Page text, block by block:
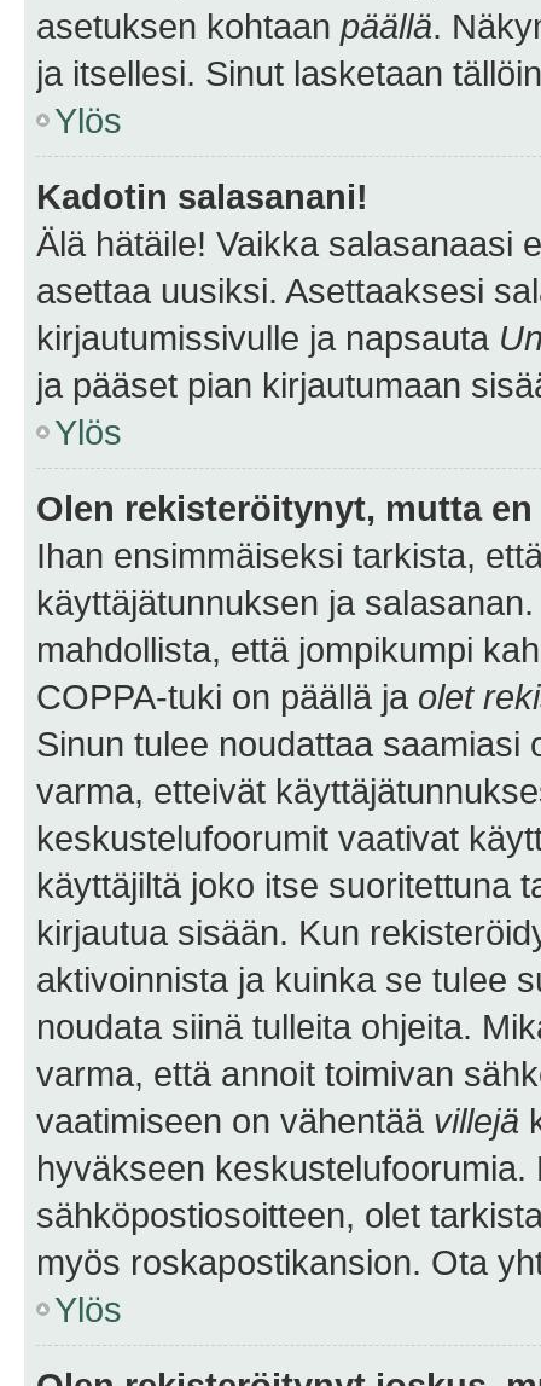
asetuksen kohtaan päällä.
ja itsellesi. Sinut lasketaan
Ylös
Kadotin salasanani!
Älä hätäile! Vaikka salasanaasi
asettaa uusiksi. Asettaaksesi
kirjautumissivulle ja napsauta
ja pääset pian kirjautumaan
Ylös
Olen rekisteröitynyt, mutta
Ihan ensimmäiseksi tarkista,
käyttäjätunnuksen ja
mahdollista, että jompikumpi
COPPA-tuki on päällä ja olet
Sinun tulee noudattaa saamiasi
varma, etteivät
keskustelufoorumit vaativat
käyttäjiltä joko itse suoritettuna
kirjautua sisään. Kun
aktivoinnista ja kuinka se tulee
noudata siinä tulleita ohjeita.
varma, että annoit toimivan
vaatimiseen on vähentää villejä
hyväkseen
sähköpostiosoitteen, olet
myös roskapostikansion. Ota
Ylös